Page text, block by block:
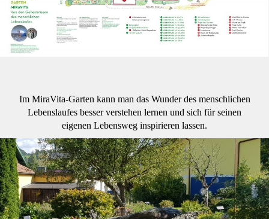
Im MiraVita-Garten kann man das Wunder des menschlichen
Lebenslaufes besser verstehen lernen und sich für seinen
eigenen Lebensweg inspirieren lassen.